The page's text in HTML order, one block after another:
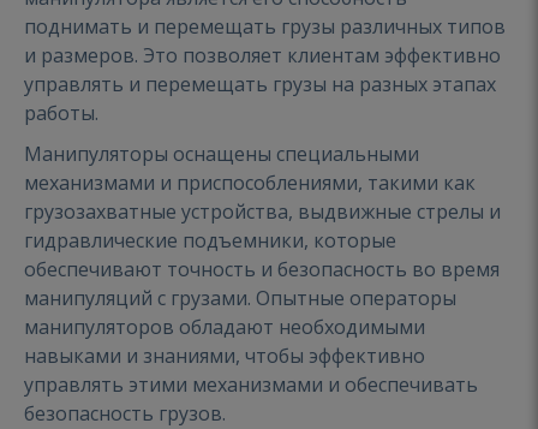
поднимать и перемещать грузы различных типов
и размеров. Это позволяет клиентам эффективно
управлять и перемещать грузы на разных этапах
работы.
Манипуляторы оснащены специальными
механизмами и приспособлениями, такими как
грузозахватные устройства, выдвижные стрелы и
гидравлические подъемники, которые
обеспечивают точность и безопасность во время
манипуляций с грузами. Опытные операторы
манипуляторов обладают необходимыми
навыками и знаниями, чтобы эффективно
управлять этими механизмами и обеспечивать
безопасность грузов.